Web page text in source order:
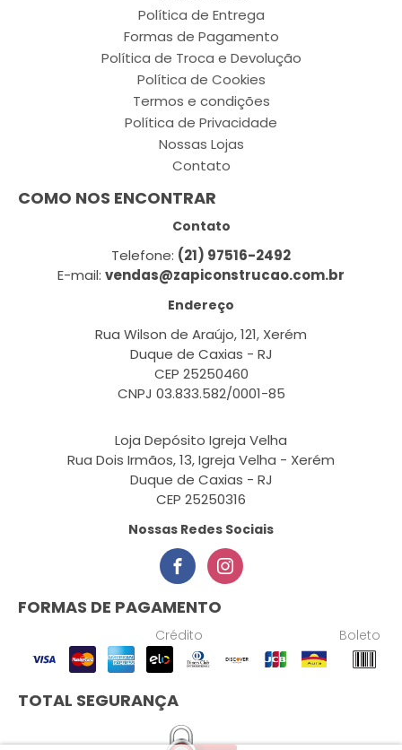
Política de Entrega
Formas de Pagamento
Política de Troca e Devolução
Política de Cookies
Termos e condições
Política de Privacidade
Nossas Lojas
Contato
COMO NOS ENCONTRAR
Contato
Telefone: (21) 97516-2492
E-mail: vendas@zapiconstrucao.com.br
Endereço
Rua Wilson de Araújo, 121, Xerém
Duque de Caxias - RJ
CEP 25250460
CNPJ 03.833.582/0001-85
Loja Depósito Igreja Velha
Rua Dois Irmãos, 13, Igreja Velha - Xerém
Duque de Caxias - RJ
CEP 25250316
Nossas Redes Sociais
FORMAS DE PAGAMENTO
Crédito Boleto
TOTAL SEGURANÇA